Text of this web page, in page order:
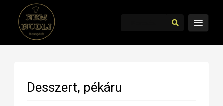
Desszert, pékáru